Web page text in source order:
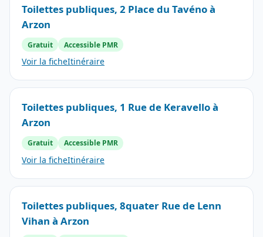
Toilettes publiques, 2 Place du Tavéno à
Arzon
Gratuit Accessible PMR
Voir la ficheItinéraire
Toilettes publiques, 1 Rue de Keravello à
Arzon
Gratuit Accessible PMR
Voir la ficheItinéraire
Toilettes publiques, 8quater Rue de Lenn
Vihan à Arzon